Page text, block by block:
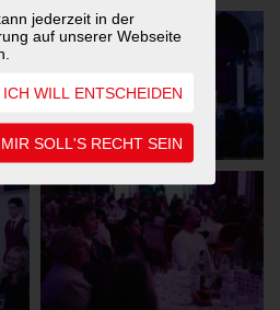
jederzeit in der
auf unserer Webseite
ICH WILL ENTSCHEIDEN
SOLL'S RECHT SEIN